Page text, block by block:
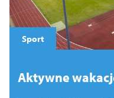
Sport
Aktywne